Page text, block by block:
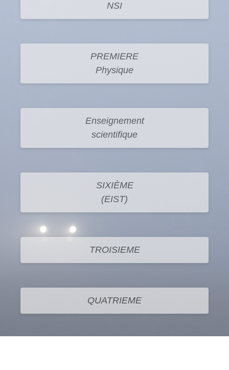
NSI
PREMIERE
Physique
Enseignement
scientifique
SIXIÈME
(EIST)
TROISIEME
QUATRIEME